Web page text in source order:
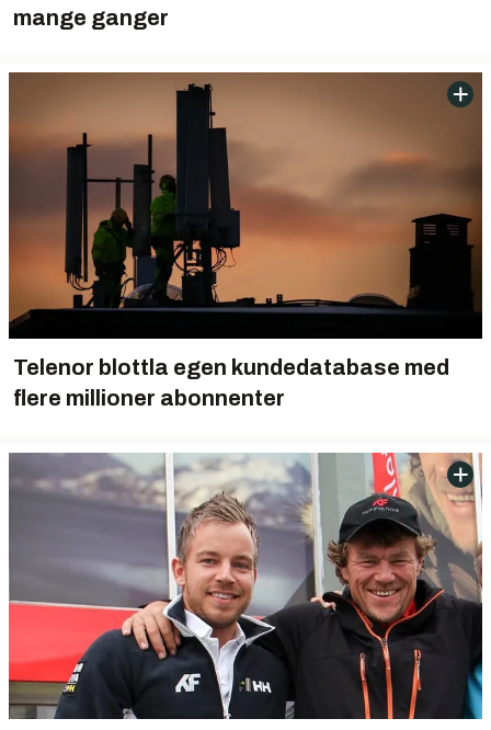
mange ganger
Telenor blottla egen kundedatabase med
flere millioner abonnenter